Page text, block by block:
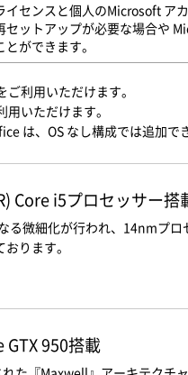
イセンスと個人のMicrosoft ア
セットアップが必要な場合や
とができます。
利用いただけます。
いただけます。
は、OS なし構成では追加で
Core i5プロセッサー搭
る微細化が行われ、14nmプ
ります。
GTX 950搭載